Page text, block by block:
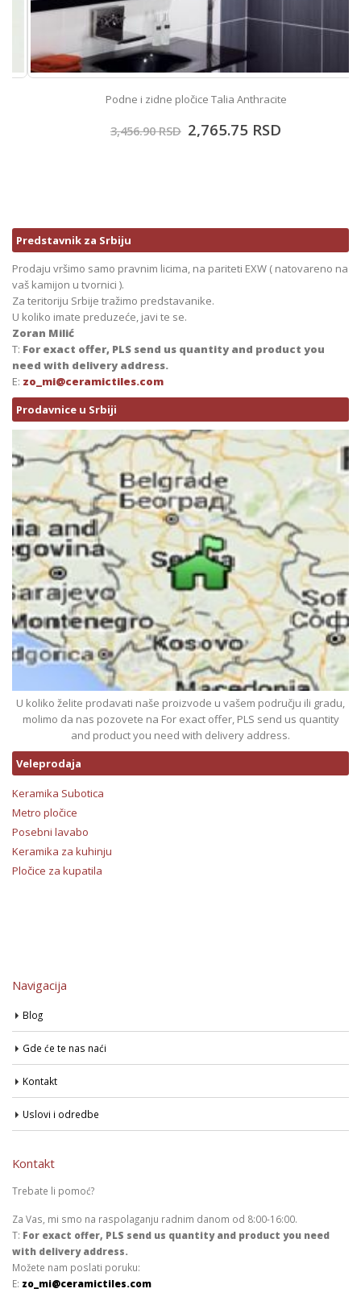
Podne i zidne pločice Talia Anthracite
3,456.90RSD 2,765.75RSD
Predstavnik za Srbiju
Prodaju vršimo samo pravnim licima, na pariteti EXW ( natovareno na
vaš kamijon u tvornici ).
Za teritoriju Srbije tražimo predstavanike.
U koliko imate preduzeće, javi te se.
Zoran Milić
T: For exact offer, PLS send us quantity and product you
need with delivery address.
E: zo_mi@ceramictiles.com
Prodavnice u Srbiji
U koliko želite prodavati naše proizvode u vašem području ili gradu,
molimo da nas pozovete na For exact offer, PLS send us quantity
and product you need with delivery address.
Veleprodaja
Keramika Subotica
Metro pločice
Posebni lavabo
Keramika za kuhinju
Pločice za kupatila
Navigacija
Blog
Gde će te nas naći
Kontakt
Uslovi i odredbe
Kontakt
Trebate li pomoć?
Za Vas, mi smo na raspolaganju radnim danom od 8:00-16:00.
T: For exact offer, PLS send us quantity and product you need
with delivery address.
Možete nam poslati poruku:
E: zo_mi@ceramictiles.com